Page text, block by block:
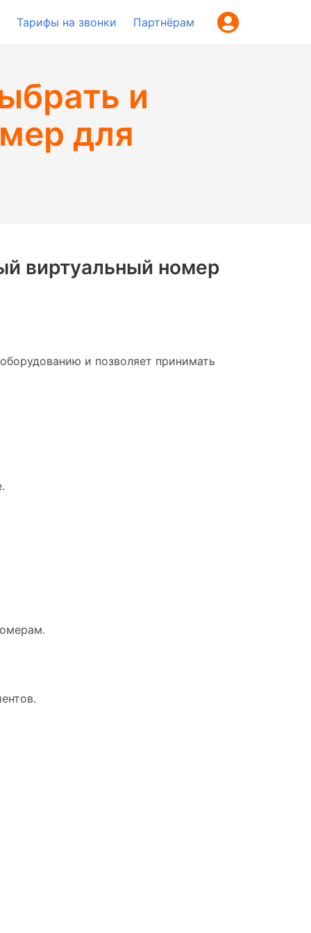
Тарифы на звонки Партнёрам
и
для
виртуальный номер
и позволяет принимать